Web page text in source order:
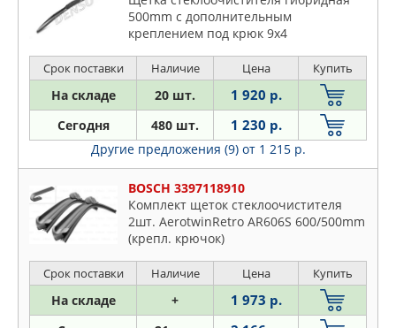
500mm c дополнительным
креплением под крюк 9x4
Срок поставки Наличие Цена Купить
На складе 20 шт. 1 920 р.
Сегодня 480 шт. 1 230 р.
Другие предложения (9) от 1 215 р.
BOSCH 3397118910
Комплект щеток стеклоочистителя
2шт. AerotwinRetro AR606S 600/500mm
(крепл. крючок)
Срок поставки Наличие Цена Купить
На складе + 1 973 р.